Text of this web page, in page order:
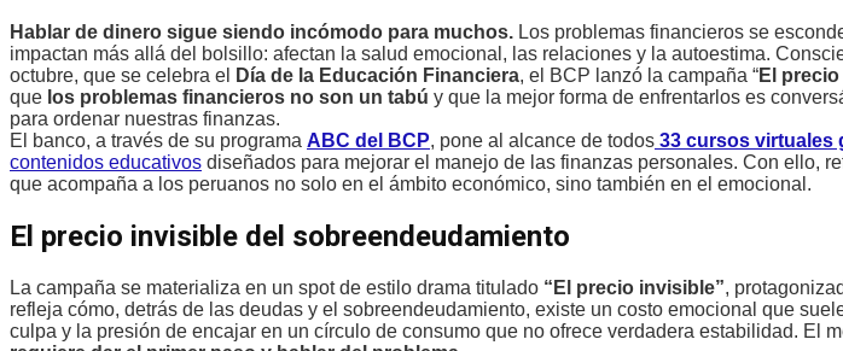
Hablar de dinero sigue siendo incómodo para muchos. Los problemas financieros se
impactan más allá del bolsillo: afectan la salud emocional, las relaciones y la autoestima.
octubre, que se celebra el
Día de la Educación Financiera, el BCP lanzó la campaña “El
que los problemas financieros no son un tabú y que la mejor forma de enfrentarlos es
para ordenar nuestras finanzas.
El banco, a través de su programa ABC del BCP, pone al alcance de todos 33 cursos virtuales
contenidos educativos diseñados para mejorar el manejo de las finanzas personales. Con ello,
que acompaña a los peruanos no solo en el ámbito económico, sino también en el emocional.
El precio invisible del sobreendeudamiento
La campaña se materializa en un spot de estilo drama titulado “El precio invisible”,
refleja cómo, detrás de las deudas y el sobreendeudamiento, existe un costo emocional que
culpa y la presión de encajar en un círculo de consumo que no ofrece verdadera estabilidad. El